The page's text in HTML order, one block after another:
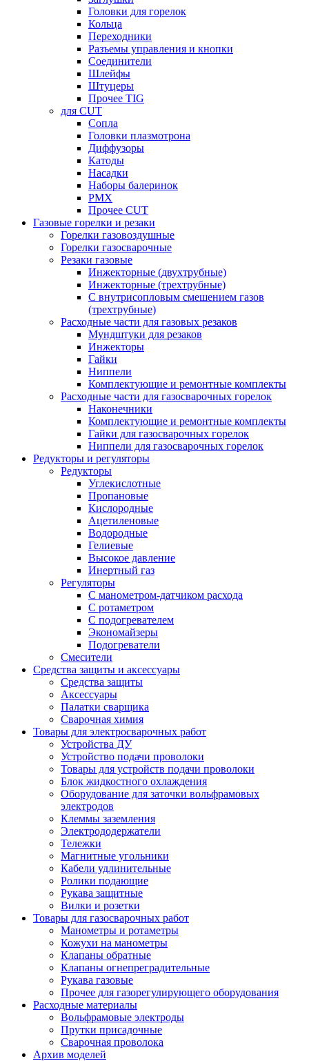
Головки для горелок
Кольца
Переходники
Разъемы управления и кнопки
Соединители
Шлейфы
Штуцеры
Прочее TIG
для CUT
Сопла
Головки плазмотрона
Диффузоры
Катоды
Насадки
Наборы балеринок
PMX
Прочее CUT
Газовые горелки и резаки
Горелки газовоздушные
Горелки газосварочные
Резаки газовые
Инжекторные (двухтрубные)
Инжекторные (трехтрубные)
С внутрисопловым смешением газов
(трехтрубные)
Расходные части для газовых резаков
Мундштуки для резаков
Инжекторы
Гайки
Ниппели
Комплектующие и ремонтные комплекты
Расходные части для газосварочных горелок
Наконечники
Комплектующие и ремонтные комплекты
Гайки для газосварочных горелок
Ниппели для газосварочных горелок
Редукторы и регуляторы
Редукторы
Углекислотные
Пропановые
Кислородные
Ацетиленовые
Водородные
Гелиевые
Высокое давление
Инертный газ
Регуляторы
С манометром-датчиком расхода
С ротаметром
С подогревателем
Экономайзеры
Подогреватели
Смесители
Средства защиты и аксессуары
Средства защиты
Аксессуары
Палатки сварщика
Сварочная химия
Товары для электросварочных работ
Устройства ДУ
Устройство подачи проволоки
Товары для устройств подачи проволоки
Блок жидкостного охлаждения
Оборудование для заточки вольфрамовых
электродов
Клеммы заземления
Электрододержатели
Тележки
Магнитные угольники
Кабели удлинительные
Ролики подающие
Рукава защитные
Вилки и розетки
Товары для газосварочных работ
Манометры и ротаметры
Кожухи на манометры
Клапаны обратные
Клапаны огнепреградительные
Рукава газовые
Прочее для газорегулирующего оборудования
Расходные материалы
Вольфрамовые электроды
Прутки присадочные
Сварочная проволока
Архив моделей